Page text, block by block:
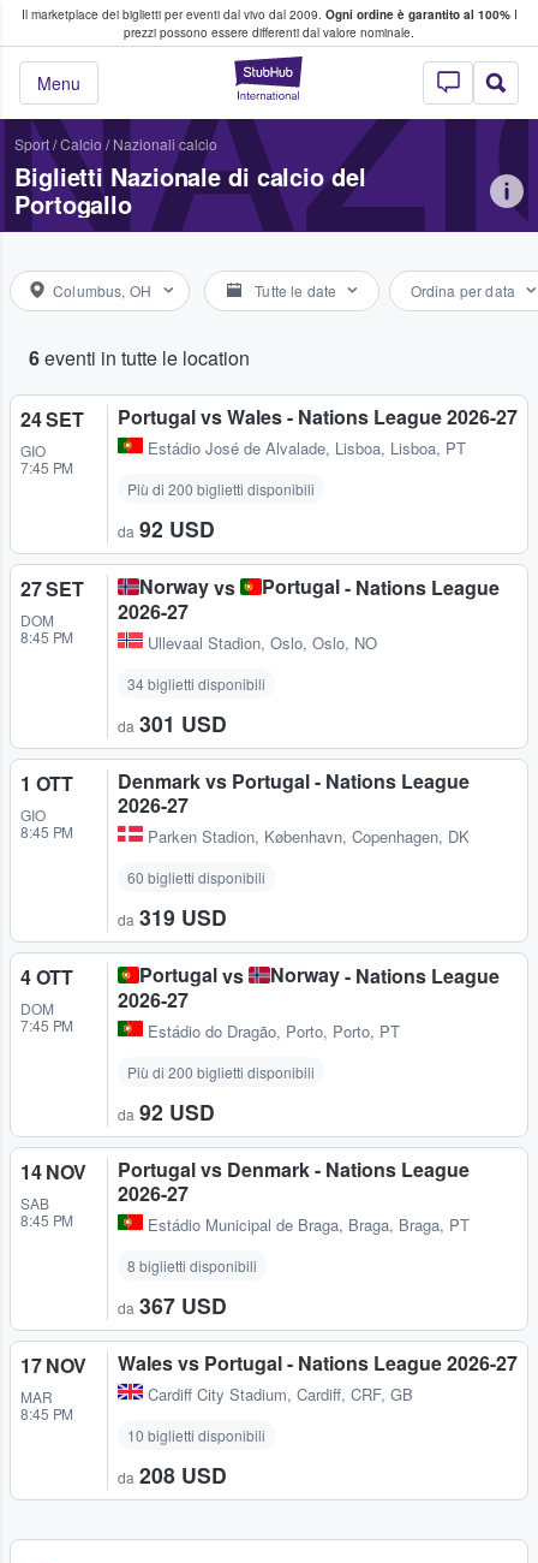
Il marketplace dei biglietti per eventi dal vivo dal 2009. Ogni ordine è garantito al 100%I
prezzi possono essere differenti dal valore nominale.
StubHub - Dove
Menu
fan comprano e vendono biglietti
Sport/Calcio / Nazionali calcio
Biglietti Nazionale di calcio del
Portogallo
Columbus, OH Tutte le date Ordina per data
6eventi in tutte le location
24 SET
GIO
7:45 PM
Portugal vs Wales - Nations League 2026-27
Estádio José de Alvalade, Lisboa, Lisboa, PT
Più di 200 biglietti disponibili
da 92 USD
27 SET
DOM
8:45 PM
Norwayvs Portugal- Nations League
2026-27
Ullevaal Stadion, Oslo, Oslo, NO
34 biglietti disponibili
da 301 USD
1 OTT
GIO
8:45 PM
Denmark vs Portugal - Nations League
2026-27
Parken Stadion, København, Copenhagen, DK
60 biglietti disponibili
da 319 USD
4 OTT
DOM
7:45 PM
Portugalvs Norway- Nations League
2026-27
Estádio do Dragão, Porto, Porto, PT
Più di 200 biglietti disponibili
da 92 USD
14 NOV
SAB
8:45 PM
Portugal vs Denmark - Nations League
2026-27
Estádio Municipal de Braga, Braga, Braga, PT
8 biglietti disponibili
da 367 USD
17 NOV
MAR
8:45 PM
Wales vs Portugal - Nations League 2026-27
Cardiff City Stadium, Cardiff, CRF, GB
10 biglietti disponibili
da 208 USD